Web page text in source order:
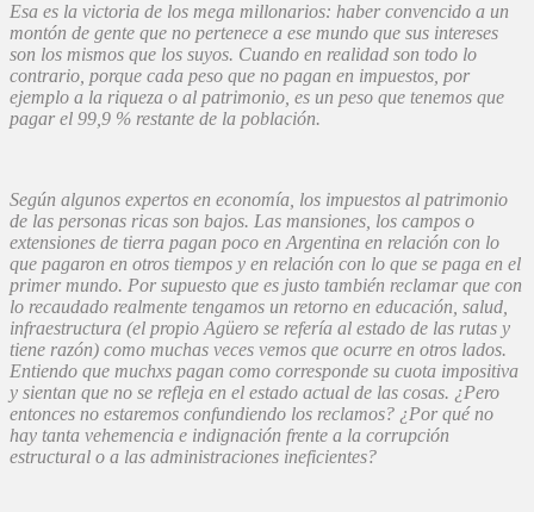
Esa es la victoria de los mega millonarios: haber convencido a un
montón de gente que no pertenece a ese mundo que sus intereses
son los mismos que los suyos. Cuando en realidad son todo lo
contrario, porque cada peso que no pagan en impuestos, por
ejemplo a la riqueza o al patrimonio, es un peso que tenemos que
pagar el 99,9 % restante de la población.
Según algunos expertos en economía, los impuestos al patrimonio
de las personas ricas son bajos. Las mansiones, los campos o
extensiones de tierra pagan poco en Argentina en relación con lo
que pagaron en otros tiempos y en relación con lo que se paga en el
primer mundo. Por supuesto que es justo también reclamar que con
lo recaudado realmente tengamos un retorno en educación, salud,
infraestructura (el propio Agüero se refería al estado de las rutas y
tiene razón) como muchas veces vemos que ocurre en otros lados.
Entiendo que muchxs pagan como corresponde su cuota impositiva
y sientan que no se refleja en el estado actual de las cosas. ¿Pero
entonces no estaremos confundiendo los reclamos? ¿Por qué no
hay tanta vehemencia e indignación frente a la corrupción
estructural o a las administraciones ineficientes?